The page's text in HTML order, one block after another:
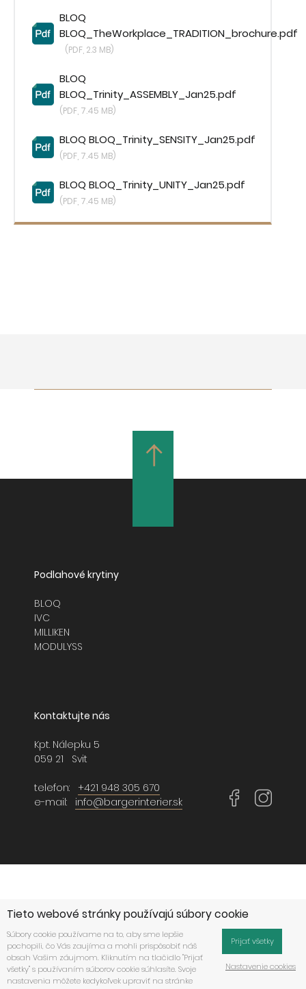
BLOQ
BLOQ_TheWorkplace_TRADITION_brochure.pdf
(PDF, 2.3 MB)
BLOQ
BLOQ_Trinity_ASSEMBLY_Jan25.pdf
(PDF, 7.45 MB)
BLOQ BLOQ_Trinity_SENSITY_Jan25.pdf
(PDF, 7.45 MB)
BLOQ BLOQ_Trinity_UNITY_Jan25.pdf
(PDF, 7.45 MB)
Podlahové krytiny
BLOQ
IVC
MILLIKEN
MODULYSS
Kontaktujte nás
Kpt. Nálepku 5
059 21 Svit
telefon: +421 948 305 670
e-mail: info@bargerinterier.sk
Tieto webové stránky používajú súbory cookie
Súbory cookie používame na to, aby sme lepšie
pochopili, čo Vás zaujíma a mohli prispôsobiť náš
obsah Vašim záujmom. Kliknutím na tlačidlo "Prijať
všetky" s používaním súborov cookie súhlasíte. Svoje
nastavenia môžete kedykoľvek upraviť na stránke
Prijať všetky
Nastavenie cookies